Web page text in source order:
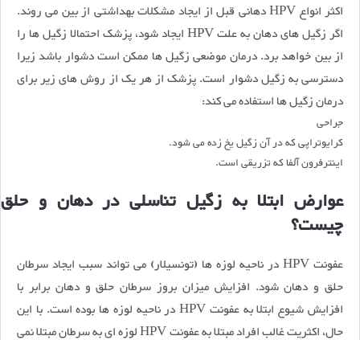
اکثر انواع HPV دهانی قبل از ایجاد مشکلات بهداشتی از بین می روند.
اگر زگیل های دهان به علت HPV ایجاد شود، پزشک احتمالا زگیل ها را
از بین خواهد برد. درمان موضعی زگیل ها ممکن است دشوار باشد زیرا
دسترسی به زگیل دشوار است. پزشک از هر یک از روش های زیر برای
درمان زگیل ها استفاده می کند:
جراحی
کرایوتراپی که در آن زگیل یخ زده می شود.
اینترفرون آلفا که تزریقی است.
عوارض ابتلا به زگیل تناسلی در دهان و حلق
چیست؟
عفونت HPV در ناحیه لوزه ها (تونسیلار) می تواند سبب ایجاد سرطان
حلق و دهان شود. افزایش میزان بروز سرطان حلق و دهان برابر با
افزایش شیوع ابتلا به عفونت HPV در ناحیه لوزه ها بوده است. با این
حال، اکثریت غالب افراد مبتلا به عفونت HPV لوزه ای به سرطان مبتلا نمی